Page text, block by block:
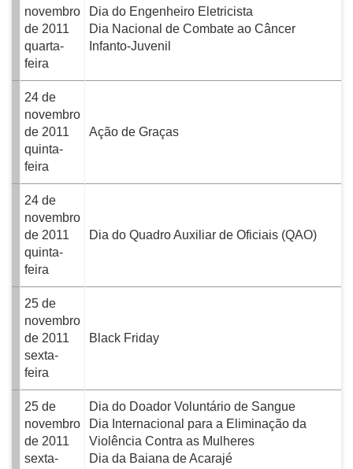
novembro
de 2011
quarta-
feira
Dia do Engenheiro Eletricista
Dia Nacional de Combate ao Câncer
Infanto-Juvenil
24 de
novembro
de 2011
quinta-
feira
Ação de Graças
24 de
novembro
de 2011
quinta-
feira
Dia do Quadro Auxiliar de Oficiais (QAO)
25 de
novembro
de 2011
sexta-
feira
Black Friday
25 de
novembro
de 2011
sexta-
Dia do Doador Voluntário de Sangue
Dia Internacional para a Eliminação da
Violência Contra as Mulheres
Dia da Baiana de Acarajé